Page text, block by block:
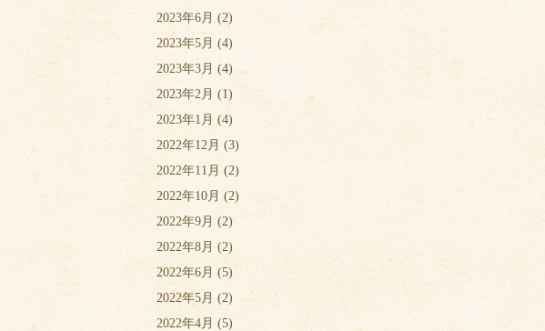
2023年6月 (2)
2023年5月 (4)
2023年3月 (4)
2023年2月(1)
2023年1月(4)
2022年12月 (3)
2022年11月 (2)
2022年10月 (2)
2022年9月 (2)
2022年8月 (2)
2022年6月 (5)
2022年5月 (2)
2022年4月 (5)